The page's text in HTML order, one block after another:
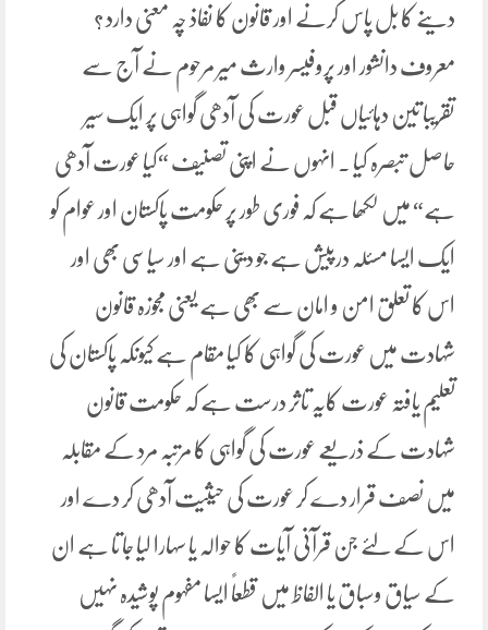
دینے کا بل پاس کرنے اور قانون کا نفاذ چہ معنی دارد ؟
معروف دانشور اور پروفیسر وارث میر مرحوم نے آج سے
تقریبا تین دہائیاں قبل عورت کی آدھی گواہی پر ایک سیر
حاصل تبصرہ کیا ۔ انہوں نے اپنی تصنیف “کیا عورت آدھی
ہے“ میں لکھا ہے کہ فوری طور پر حکومت پاکستان اور عوام کو
ایک ایسا مسئلہ درپیش ہے جو دینی ہے اور سیاسی بھی اور
اس کا تعلق امن و امان سے بھی ہے یعنی مجوزہ قانون
شہادت میں عورت کی گواہی کا کیا مقام ہے کیونکہ پاکستان کی
تعلیم یافتہ عورت کایہ تاثر درست ہے کہ حکومت قانون
شہادت کے ذریعے عورت کی گواہی کا مرتبہ مرد کے مقابلہ
میں نصف قرار دے کر عورت کی حیثیت آدھی کر دے اور
اس کے لئے جن قرآنی آیات کا حوالہ یا سہارا لیا جا تا ہے ان
کے سیاق وسباق یا الفاظ میں قطعاً ایسا مفہوم پوشیدہ نہیں